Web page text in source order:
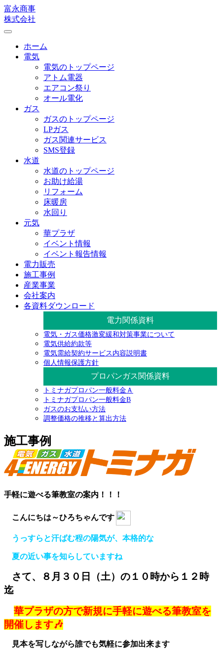
富永商事
株式会社
Toggle
navigationホーム
電気
電気のトップページ
アトム電器
エアコン祭り
オール電化
ガス
ガスのトップページ
LPガス
ガス関連サービス
SMS登録
水道
水道のトップページ
お助け給湯
リフォーム
床暖房
水回り
元気
華プラザ
イベント情報
イベント報告情報
電力販売
施工事例
産業事業
会社案内
各資料ダウンロード
電力関係資料
電気・ガス価格激変緩和対策事業について
電気供給約款等
電気需給契約サービス内容説明書
個人情報保護方針
プロパンガス関係資料
トミナガプロパン一般料金Ａ
トミナガプロパン一般料金B
ガスのお支払い方法
調整価格の推移と算出方法
施工事例
手軽に遊べる筆教室の案内！！！
こんにちは～ひろちゃんです
うっすらと汗ばむ程の陽気が、本格的な
夏の近い事を知らしていますね
さて、８月３０日（土）の１０時から１２時
迄
華プラザの方で新規に手軽に遊べる筆教室を
開催します🎶
見本を写しながら誰でも気軽に参加出来ます